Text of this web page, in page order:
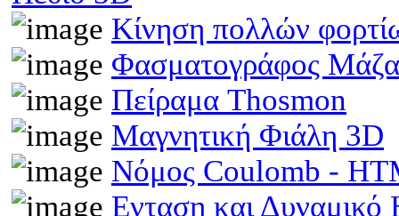
Κίνηση πολλών
Φασματογράφος
Πείραμα Thosmon
Μαγνητική Φιάλη 3D
Νόμος Coulomb -
Ενταση και